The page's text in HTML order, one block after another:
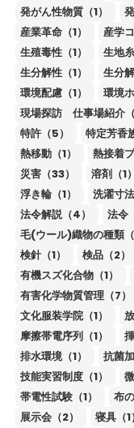
発がん性物質（1）
産業革命（1）
産学
生殖毒性（1）
生地
生分解性（1）
生分解
環境配慮（1）
環境
現場探訪 仕事場紹介（
特許（5）
特定芳香
熱移動（1）
熱接着
災害（33）
溶剤（1）
浮き輪（1）
洗濯寸
法令解説（4）
法令
毛(ウール)織物の種類（
検針（1）
検品（2）
有機スズ化合物（1）
有害化学物質管理（7）
文化服装学院（1）
摩擦帯電序列（1）
排水環境（1）
抗菌
技能実習制度（1）
帯電性試験（1）
布
展示会（2）
寝具（1）